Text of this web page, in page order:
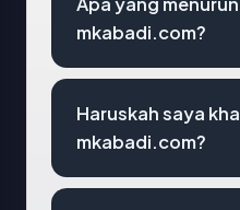
mkabadi.com?
Haruskah saya
mkabadi.com?